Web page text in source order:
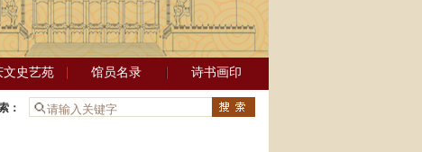
文史艺苑 馆员名录 诗书画印
：